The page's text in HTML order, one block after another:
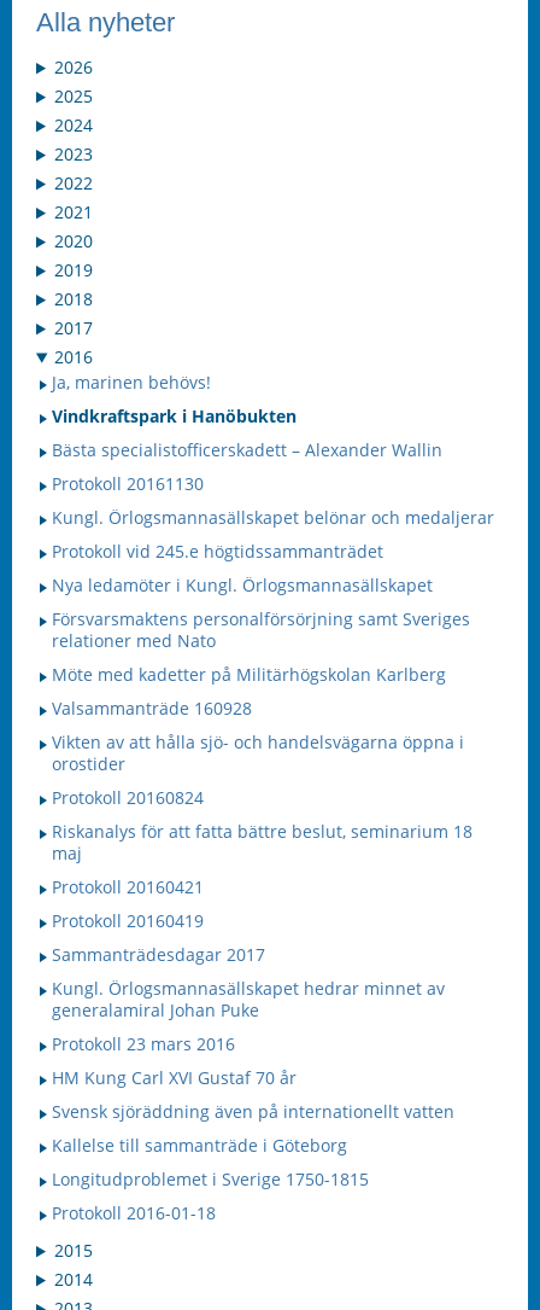
Alla nyheter
2026
2025
2024
2023
2022
2021
2020
2019
2018
2017
2016
Ja, marinen behövs!
Vindkraftspark i Hanöbukten
Bästa specialistofficerskadett – Alexander Wallin
Protokoll 20161130
Kungl. Örlogsmannasällskapet belönar och medaljerar
Protokoll vid 245.e högtidssammanträdet
Nya ledamöter i Kungl. Örlogsmannasällskapet
Försvarsmaktens personalförsörjning samt Sveriges
relationer med Nato
Möte med kadetter på Militärhögskolan Karlberg
Valsammanträde 160928
Vikten av att hålla sjö- och handelsvägarna öppna i
orostider
Protokoll 20160824
Riskanalys för att fatta bättre beslut, seminarium 18
maj
Protokoll 20160421
Protokoll 20160419
Sammanträdesdagar 2017
Kungl. Örlogsmannasällskapet hedrar minnet av
generalamiral Johan Puke
Protokoll 23 mars 2016
HM Kung Carl XVI Gustaf 70 år
Svensk sjöräddning även på internationellt vatten
Kallelse till sammanträde i Göteborg
Longitudproblemet i Sverige 1750-1815
Protokoll 2016-01-18
2015
2014